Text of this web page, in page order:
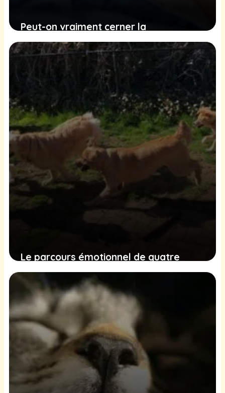
Peut-on vraiment cerner la
personnalité d’un chat par sa race ?
Explorez les multiples facteurs qui
façonnent le caractère de nos amis
félins
3 janvier 2025
Le parcours émotionnel de quatre
chiens négligés vers des foyers
aimants et chaleureux
29 décembre 2024